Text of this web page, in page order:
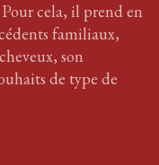
cela, il prend en
familiaux,
son
de type de